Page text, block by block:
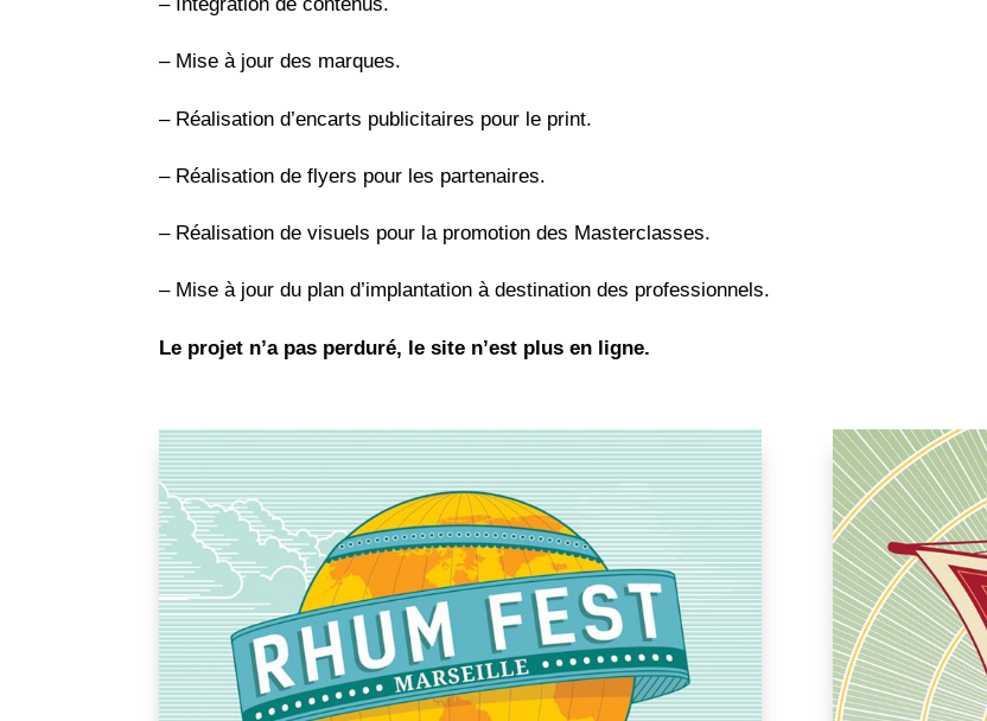
– Mise à jour des marques.
– Réalisation d’encarts publicitaires pour le print.
– Réalisation de flyers pour les partenaires.
– Réalisation de visuels pour la promotion des Masterclasses.
– Mise à jour du plan d’implantation à destination des professionnels.
Le projet n’a pas perduré, le site n’est plus en ligne.